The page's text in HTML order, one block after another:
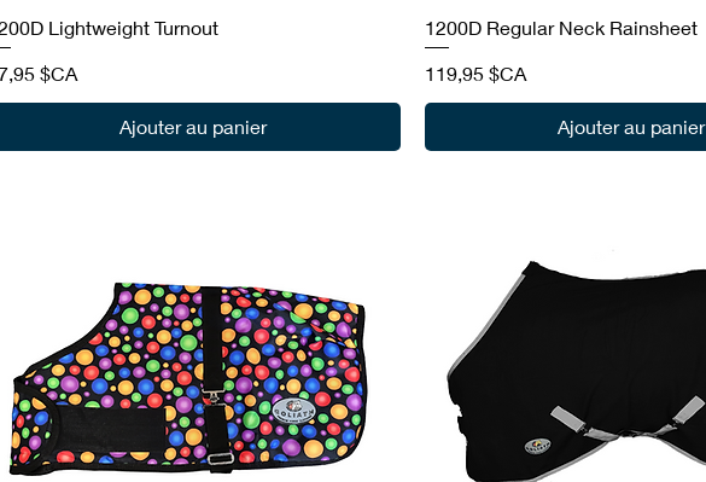
Lightweight Turnout
$CA
Ajouter au panier
1200D Regular Neck Rainsheet
Prix
119,95 $CA
Ajouter au panier